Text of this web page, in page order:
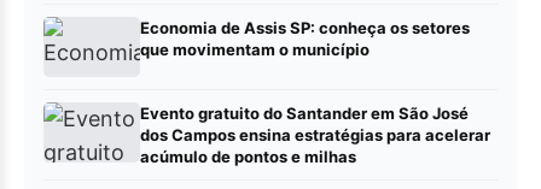
Economia de Assis SP: conheça os setores
que movimentam o município
Evento gratuito do Santander em São José
dos Campos ensina estratégias para acelerar
acúmulo de pontos e milhas